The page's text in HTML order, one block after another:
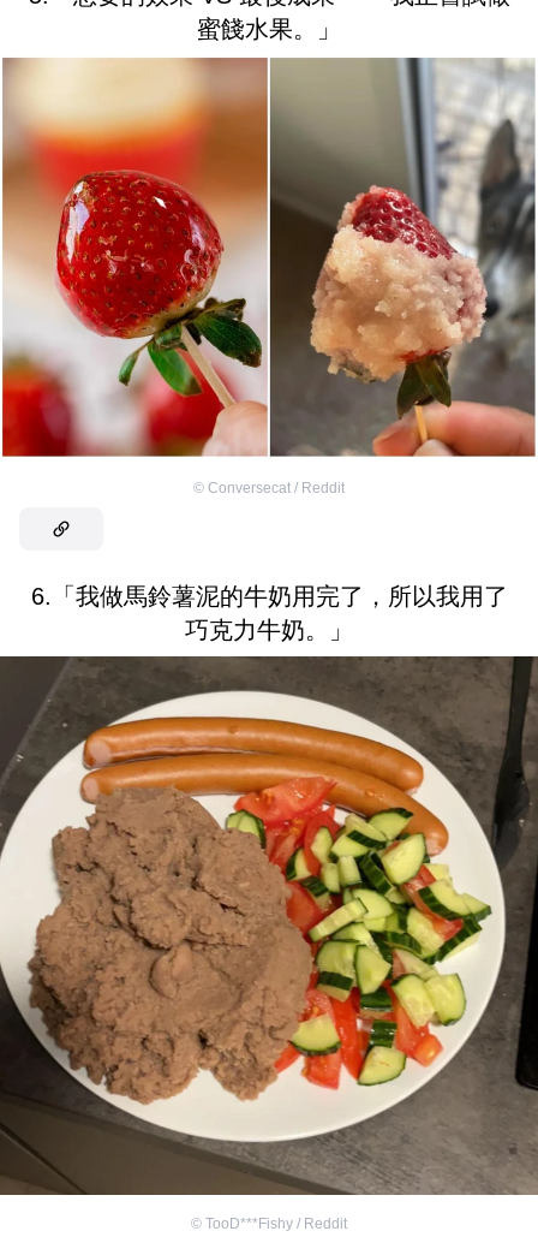
蜜餞水果。」
© Conversecat / Reddit
6.「我做馬鈴薯泥的牛奶用完了，所以我用了
巧克力牛奶。」
© TooD***Fishy / Reddit